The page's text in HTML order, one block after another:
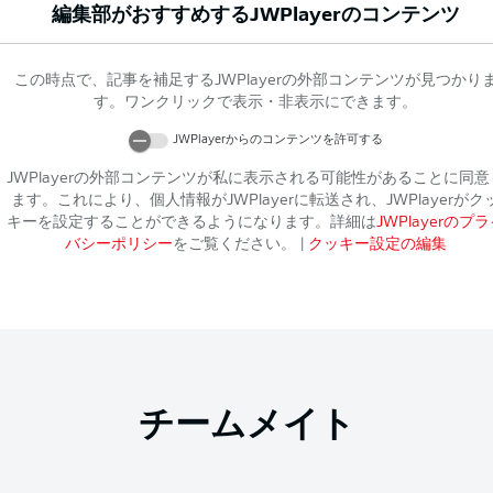
編集部がおすすめするJWPlayerのコンテンツ
この時点で、記事を補足するJWPlayerの外部コンテンツが見つかりま
す。ワンクリックで表示・非表示にできます。
JWPlayerからのコンテンツを許可する
JWPlayerの外部コンテンツが私に表示される可能性があることに同意
ます。これにより、個人情報がJWPlayerに転送され、 JWPlayerがク
キーを設定することができるようになります。詳細はJWPlayerのプラ
バシーポリシーをご覧ください。 クッキー設定の編集
チームメイト